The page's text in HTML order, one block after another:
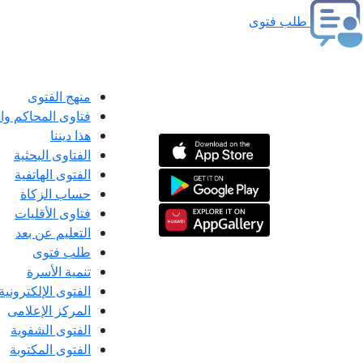
طلب فتوى
منهج الفتوى
فتاوى المحاكم
هذا ديننا
الفتاوى البحثية
الفتوى الهاتفية
حساب الزكاة
فتاوى الأقليات
التعليم عن بعد
طلب فتوى
تنمية الأسرة
الفتوى الإلكترونية
المركز الإعلامى
الفتوى الشفوية
الفتوى المكتوبة